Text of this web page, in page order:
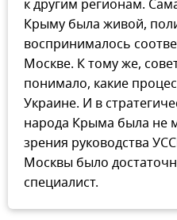
к другим регионам.
Крыму была живой,
воспринималось
Москве. К тому же,
понимало, какие
Украине. И в
народа Крыма была не
зрения руководства
Москвы было
специалист.